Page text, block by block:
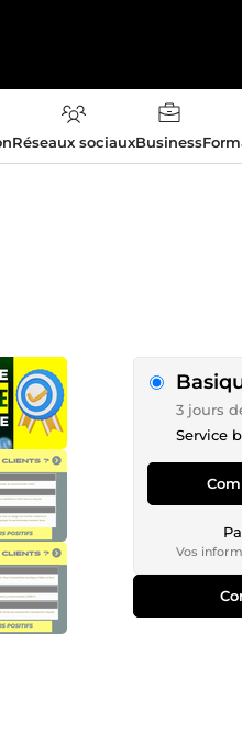
Réseaux sociauxBusiness
3 jours
Service
Vos